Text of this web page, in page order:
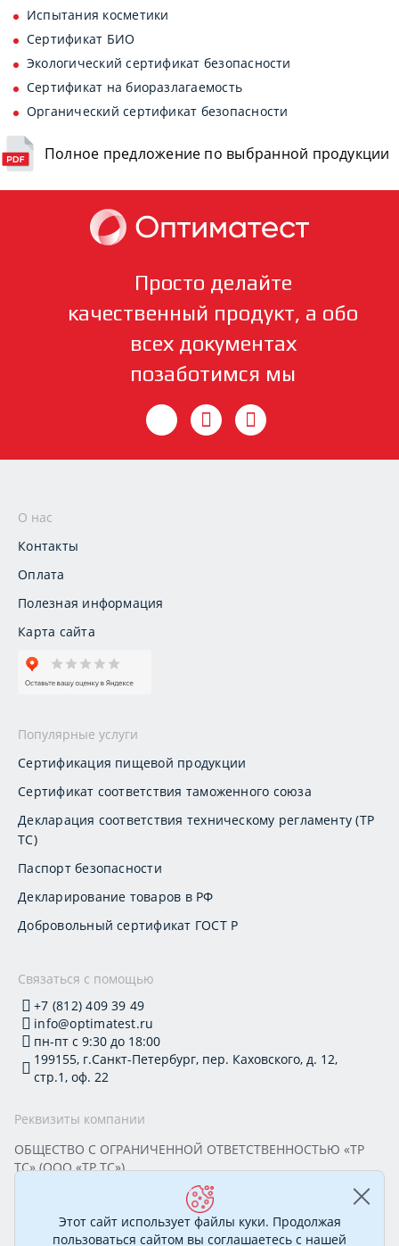
Испытания косметики
Сертификат БИО
Экологический сертификат безопасности
Сертификат на биоразлагаемость
Органический сертификат безопасности
Полное предложение по выбранной продукции
Просто делайте
качественный продукт, а обо
всех документах
позаботимся мы
О нас
Контакты
Оплата
Полезная информация
Карта сайта
Популярные услуги
Сертификация пищевой продукции
Сертификат соответствия таможенного союза
Декларация соответствия техническому регламенту (ТР
ТС)
Паспорт безопасности
Декларирование товаров в РФ
Добровольный сертификат ГОСТ Р
Связаться с помощью
+7 (812) 409 39 49
info@optimatest.ru
пн-пт с 9:30 до 18:00
199155, г.Санкт-Петербург, пер. Каховского, д. 12,
стр.1, оф. 22
Реквизиты компании
ОБЩЕСТВО С ОГРАНИЧЕННОЙ ОТВЕТСТВЕННОСТЬЮ «ТР
ТС» (ООО «ТР ТС»)
Юридический адрес: 199155, г. Санкт-Петербург, пер.
Каховского, д. 12, стр. 1, помещение 22-Н
ИНН 7813295032 КПП 780101001 ОГРН 1177847388894
ОКПО 20395319 Генеральный директор: Соколова Алёна
Этот сайт использует файлы куки. Продолжая
пользоваться сайтом вы соглашаетесь с нашей